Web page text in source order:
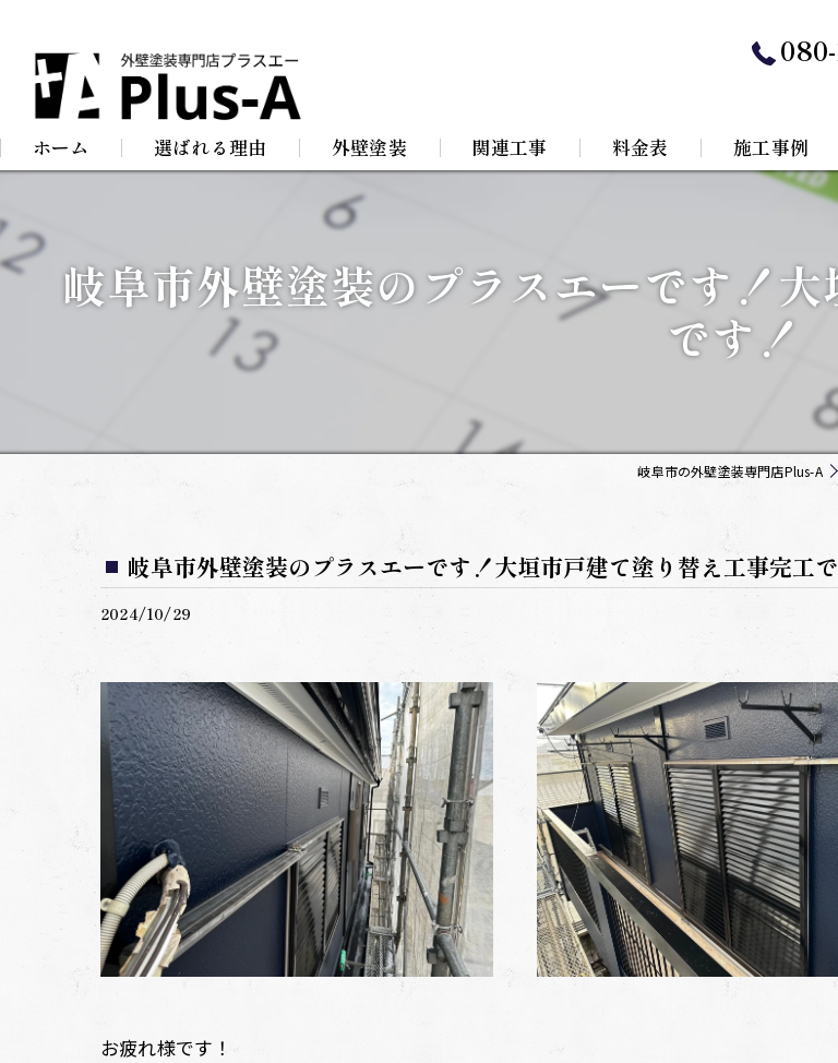
ホーム 選ばれる理由 外壁塗装
屋根塗装
店舗塗装
関連工事
屋根リフォーム
料金表 施工事例
岐阜市外壁塗装のプラスエーです！
です！
岐阜市の外壁塗装専門店Plus-A
岐阜市外壁塗装のプラスエーです！大垣市戸建て塗り替え工事完工
2024/10/29
お疲れ様です！